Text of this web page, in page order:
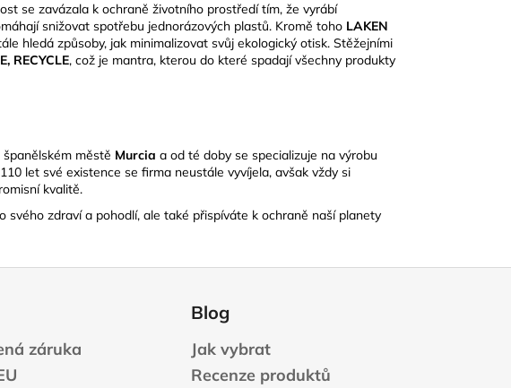
se zavázala k ochraně životního prostředí tím, že vyrábí
snižovat spotřebu jednorázových plastů. Kromě toho LAKEN
hledá způsoby, jak minimalizovat svůj ekologický otisk. ​Stěžejními
RECYCLE, což je mantra, kterou do které spadají všechny produkty
španělském městě Murcia a od té doby se specializuje na výrobu
let své existence se firma neustále vyvíjela, avšak vždy si
kvalitě.
svého zdraví a pohodlí, ale také přispíváte k ochraně naší planety
záruka
Blog
Jak vybrat
Recenze produktů